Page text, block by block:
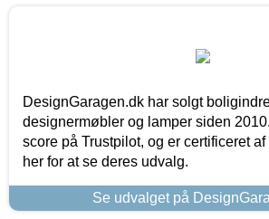
DesignGaragen.dk har solgt
designermøbler og lamper siden
score på Trustpilot, og er certificeret
her for at se deres udvalg.
Se udvalget på